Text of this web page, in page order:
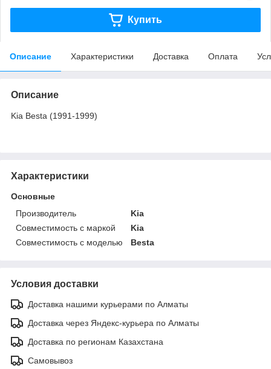
Купить
Описание Характеристики Доставка Оплата
Описание
Kia Besta (1991-1999)
Характеристики
Основные
Производитель
Kia
Совместимость с маркой
Kia
Совместимость с моделью
Besta
Условия доставки
Доставка нашими курьерами по Алматы
Доставка через Яндекс-курьера по Алматы
Доставка по регионам Казахстана
Самовывоз